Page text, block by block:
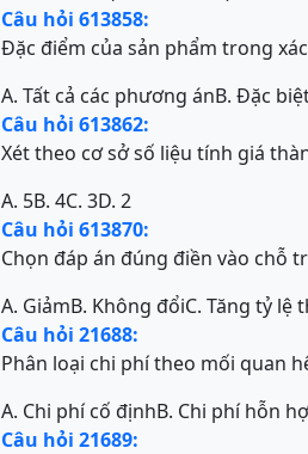
Câu hỏi 613858:
Đặc điểm của sản phẩm trong
A. Tất cả các phương ánB. Đặc
Câu hỏi 613862:
Xét theo cơ sở số liệu tính giá
A. 5B. 4C. 3D. 2
Câu hỏi 613870:
Chọn đáp án đúng điền vào chỗ
A. GiảmB. Không đổiC. Tăng tỷ lệ
Câu hỏi 21688:
Phân loại chi phí theo mối quan
A. Chi phí cố địnhB. Chi phí hỗn
Câu hỏi 21689: